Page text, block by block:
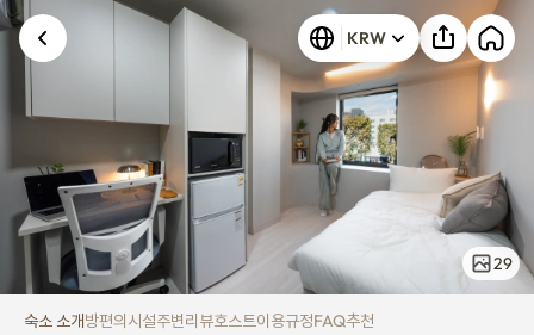
[3 mins to Bongcheon Stn &
KRW
29
숙소 소개방편의시설주변리뷰호스트이용규정FAQ추천
알 수 없는 오류가 발생했습니다. 다시 시도해 주세요.